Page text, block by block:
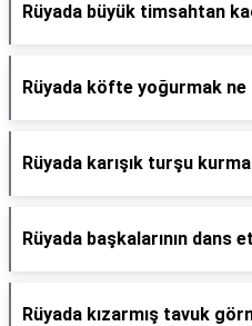
Rüyada büyük timsahtan
Rüyada köfte yoğurmak ne
Rüyada karışık turşu
Rüyada başkalarının dans
Rüyada kızarmış tavuk